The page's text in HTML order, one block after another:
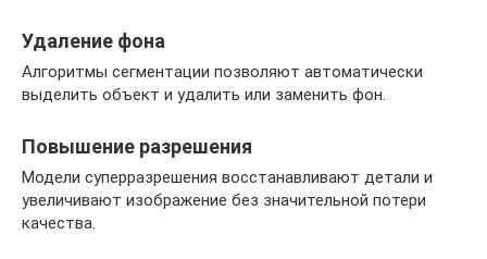
Удаление фона
Алгоритмы сегментации позволяют автоматически
выделить объект и удалить или заменить фон.
Повышение разрешения
Модели суперразрешения восстанавливают детали и
увеличивают изображение без значительной потери
качества.